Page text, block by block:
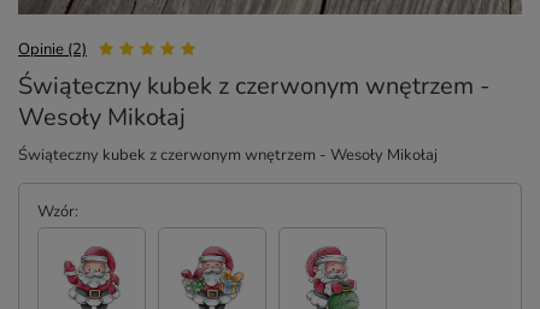
Opinie (2)
Świąteczny kubek z czerwonym wnętrzem -
Wesoły Mikołaj
Świąteczny kubek z czerwonym wnętrzem - Wesoły Mikołaj
Wzór